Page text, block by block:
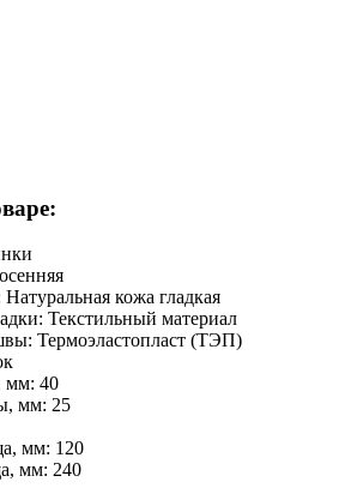
Натуральная кожа гладкая
Текстильный материал
Термоэластопласт (ТЭП)
мм: 40
мм: 25
мм: 120
мм: 240